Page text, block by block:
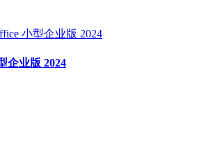
企业版 2024